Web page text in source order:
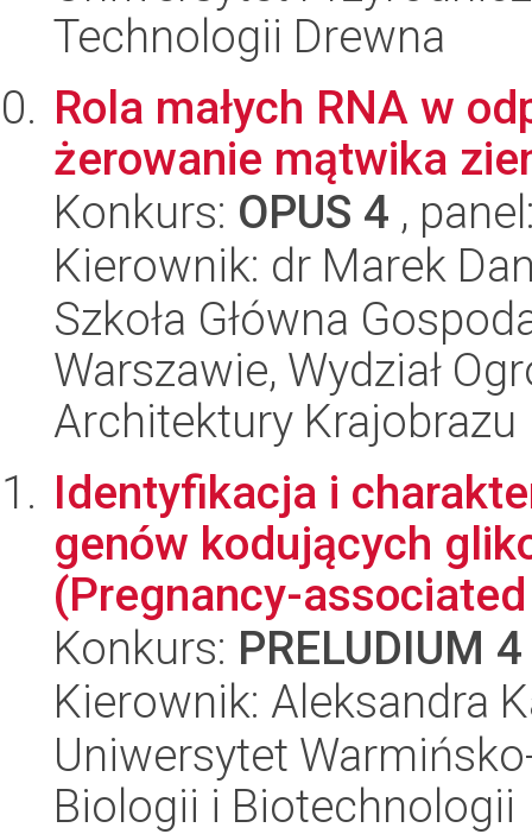
Technologii Drewna
Rola małych RNA w
żerowanie mątwika
Konkurs: OPUS 4 ,
Kierownik: dr Marek
Szkoła Główna
Warszawie, Wydział
Architektury Krajobrazu
Identyfikacja i
genów kodujących
(Pregnancy-
Konkurs: PRELUDIUM 4
Kierownik: Aleksandra
Uniwersytet
Biologii i Biotechnologii